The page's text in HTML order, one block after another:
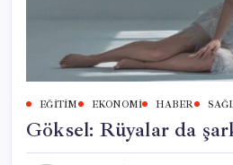
EĞITIM EKONOMI HABER
Göksel: Rüyalar da